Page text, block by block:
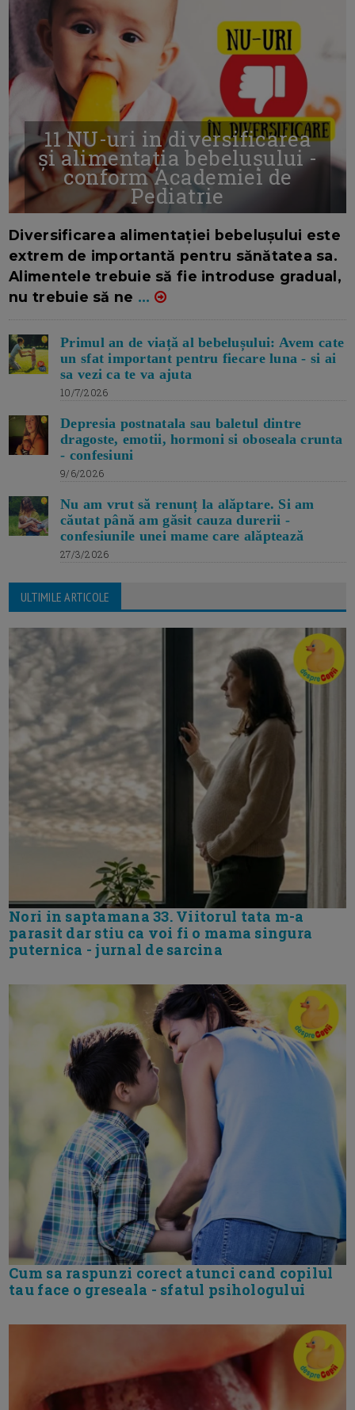
11 NU-uri in diversificarea
și alimentația bebelușului -
conform Academiei de
Pediatrie
Diversificarea alimentației bebelușului este
extrem de importantă pentru sănătatea sa.
Alimentele trebuie să fie introduse gradual,
nu trebuie să ne ...
Primul an de viață al bebelușului: Avem cate
un sfat important pentru fiecare luna - si ai
sa vezi ca te va ajuta
10/7/2026
Depresia postnatala sau baletul dintre
dragoste, emotii, hormoni si oboseala crunta
- confesiuni
9/6/2026
Nu am vrut să renunț la alăptare. Si am
căutat până am găsit cauza durerii -
confesiunile unei mame care alăptează
27/3/2026
ULTIMILE ARTICOLE
Nori in saptamana 33. Viitorul tata m-a
parasit dar stiu ca voi fi o mama singura
puternica - jurnal de sarcina
Cum sa raspunzi corect atunci cand copilul
tau face o greseala - sfatul psihologului